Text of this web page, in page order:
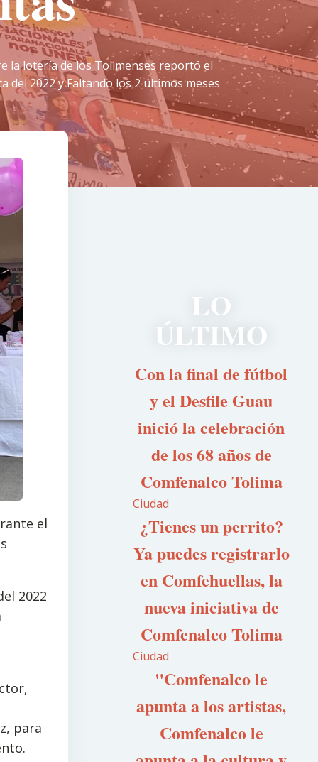
la lotería de los Tolimenses reportó el
del 2022 y Faltando los 2 últimos meses
el
2022
para
LO
ÚLTIMO
Con la final de fútbol
y el Desfile Guau
inició la celebración
de los 68 años de
Comfenalco Tolima
Ciudad
¿Tienes un perrito?
Ya puedes registrarlo
en Comfehuellas, la
nueva iniciativa de
Comfenalco Tolima
Ciudad
"Comfenalco le
apunta a los artistas,
Comfenalco le